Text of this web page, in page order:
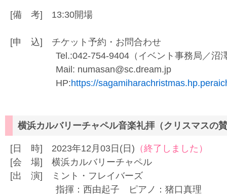
[備 考] 13:30開場
[申 込] チケット予約・お問合わせ
Tel.:042-754-9404（イベント事務局／沼
Mail: numasan@sc.dream.jp
HP:https://
横浜カルバリーチャペル音楽礼拝（クリスマスの
[日 時] 2023年12月03日(日) （終了しました）
[会 場] 横浜カルバリーチャペル
[出 演] ミント・フレイバーズ
指揮：西由起子 ピアノ：猪口真理